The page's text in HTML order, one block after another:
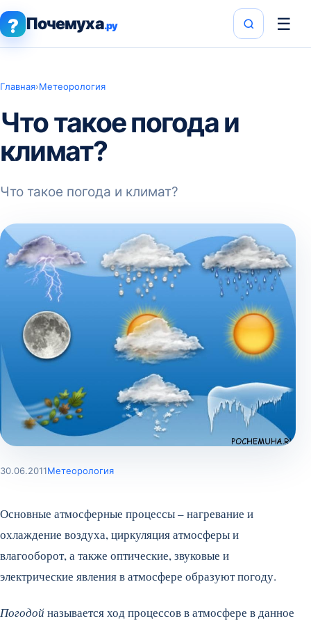
? Почемуха.ру ☰
Главная›Метеорология
Что такое погода и
климат?
Что такое погода и климат?
30.06.2011Метеорология
Основные атмосферные процессы – нагревание и
охлаждение воздуха, циркуляция атмосферы и
влагооборот, а также оптические, звуковые и
электрические явления в атмосфере образуют погоду.
Погодойназывается ход процессов в атмосфере в данное